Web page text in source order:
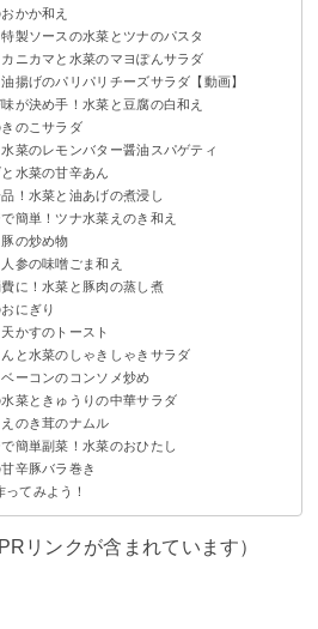
かか和え
製ソースの水菜とツナのパスタ
ニカマと水菜のマヨぽんサラダ
揚げのパリパリチーズサラダ【動画】
が決め手！水菜と豆腐の白和え
きのこサラダ
菜のレモンバター醤油スパゲティ
水菜の甘辛あん
！水菜と油あげの煮浸し
簡単！ツナ水菜えのき和え
の炒め物
参の味噌ごま和え
に！水菜と豚肉の蒸し煮
にぎり
かすのトースト
と水菜のしゃきしゃきサラダ
ーコンのコンソメ炒め
菜ときゅうりの中華サラダ
のき茸のナムル
簡単副菜！水菜のおひたし
辛豚バラ巻き
ってみよう！
リンクが含まれています）